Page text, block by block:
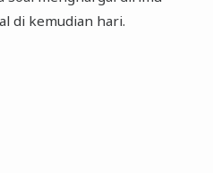
di kemudian hari.